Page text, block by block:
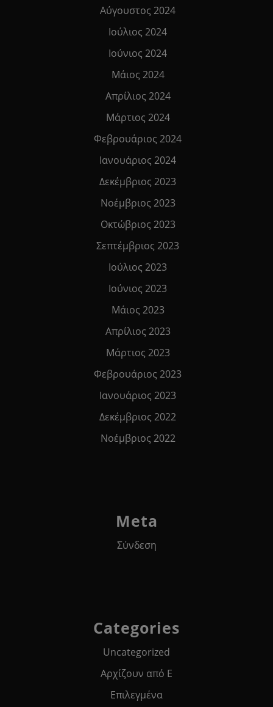
Αύγουστος 2024
Ιούλιος 2024
Ιούνιος 2024
Μάιος 2024
Απρίλιος 2024
Μάρτιος 2024
Φεβρουάριος 2024
Ιανουάριος 2024
Δεκέμβριος 2023
Νοέμβριος 2023
Οκτώβριος 2023
Σεπτέμβριος 2023
Ιούλιος 2023
Ιούνιος 2023
Μάιος 2023
Απρίλιος 2023
Μάρτιος 2023
Φεβρουάριος 2023
Ιανουάριος 2023
Δεκέμβριος 2022
Νοέμβριος 2022
Meta
Σύνδεση
Categories
Uncategorized
Αρχίζουν από Ε
Επιλεγμένα